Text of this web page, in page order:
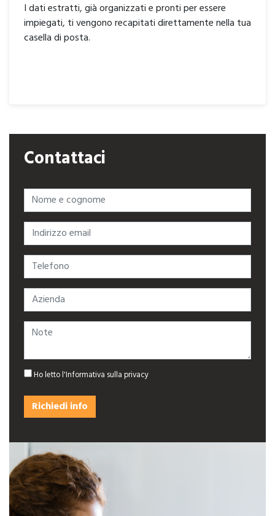
I dati estratti, già organizzati e pronti per essere
impiegati, ti vengono recapitati direttamente nella tua
casella di posta.
Contattaci
Indirizzo email
Telefono
Azienda
Note
Ho letto l'Informativa sulla privacy